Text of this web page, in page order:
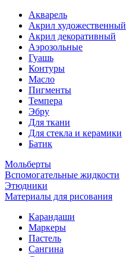
Акварель
Акрил художественный
Акрил декоративный
Аэрозольные
Гуашь
Контуры
Масло
Пигменты
Темпера
Эбру
Для ткани
Для стекла и керамики
Батик
Мольберты
Вспомогательные жидкости
Этюдники
Материалы для рисования
Карандаши
Маркеры
Пастель
Сангина